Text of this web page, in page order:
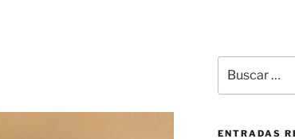
ENTRADAS